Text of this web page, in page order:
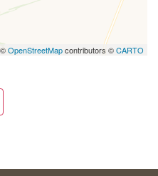
OpenStreetMapcontributors ©CARTO